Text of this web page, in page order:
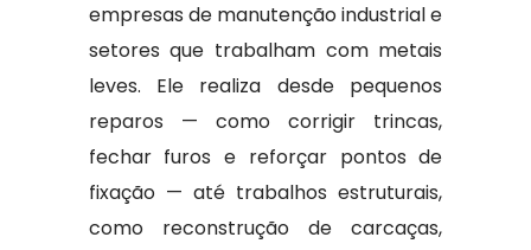
empresas de manutenção industrial e
setores que trabalham com metais
leves. Ele realiza desde pequenos
reparos — como corrigir trincas,
fechar furos e reforçar pontos de
fixação — até trabalhos estruturais,
como reconstrução de carcaças,